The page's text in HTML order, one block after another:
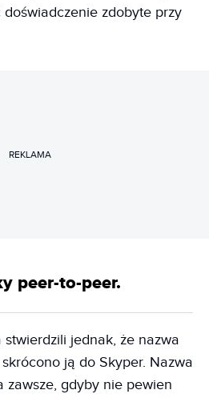
zdobyte przy
REKLAMA
peer-to-peer.
jednak, że nazwa
ją do Skyper. Nazwa
zawsze, gdyby nie pewien